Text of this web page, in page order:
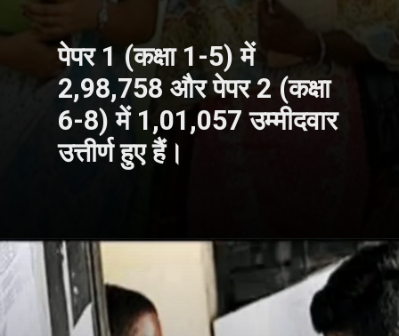
पेपर 1 (कक्षा 1-5) में
2,98,758 और पेपर 2 (कक्षा
6-8) में 1,01,057 उम्मीदवार
उत्तीर्ण हुए हैं।